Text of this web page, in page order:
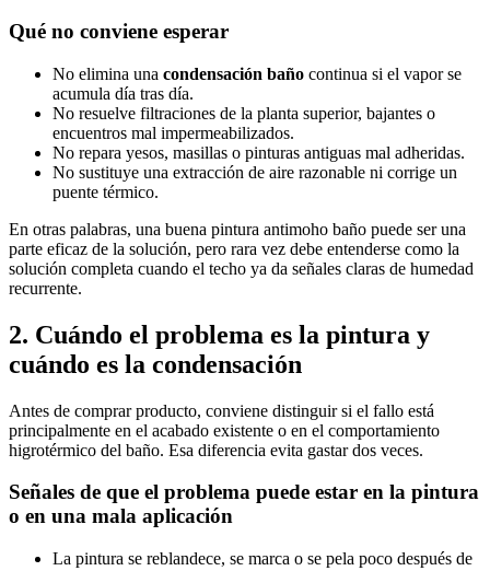
Qué no conviene esperar
No elimina una condensación baño continua si el vapor se
acumula día tras día.
No resuelve filtraciones de la planta superior, bajantes o
encuentros mal impermeabilizados.
No repara yesos, masillas o pinturas antiguas mal adheridas.
No sustituye una extracción de aire razonable ni corrige un
puente térmico.
En otras palabras, una buena pintura antimoho baño puede ser una
parte eficaz de la solución, pero rara vez debe entenderse como la
solución completa cuando el techo ya da señales claras de humedad
recurrente.
2. Cuándo el problema es la pintura y
cuándo es la condensación
Antes de comprar producto, conviene distinguir si el fallo está
principalmente en el acabado existente o en el comportamiento
higrotérmico del baño. Esa diferencia evita gastar dos veces.
Señales de que el problema puede estar en la pintura
o en una mala aplicación
La pintura se reblandece, se marca o se pela poco después de